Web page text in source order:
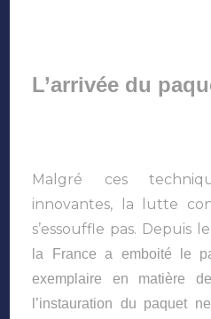
L’arrivée du
Malgré ces
innovantes, la lutte
s’essouffle pas. Depuis
la France a emboité le
exemplaire en matière
l’instauration du paquet